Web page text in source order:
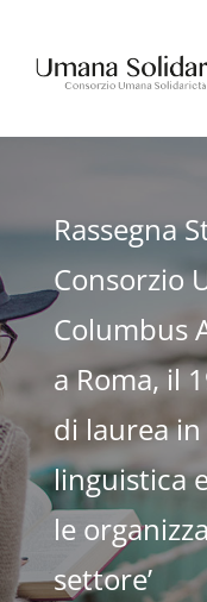
Rassegna
Consorzio
Columbus
a Roma, il
di laurea in
linguistica
le
settore’